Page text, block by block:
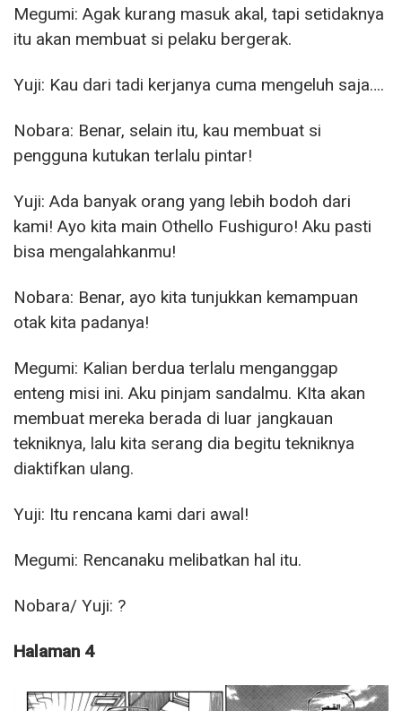
Megumi: Agak kurang masuk akal, tapi setidaknya
itu akan membuat si pelaku bergerak.
Yuji: Kau dari tadi kerjanya cuma mengeluh saja….
Nobara: Benar, selain itu, kau membuat si
pengguna kutukan terlalu pintar!
Yuji: Ada banyak orang yang lebih bodoh dari
kami! Ayo kita main Othello Fushiguro! Aku pasti
bisa mengalahkanmu!
Nobara: Benar, ayo kita tunjukkan kemampuan
otak kita padanya!
Megumi: Kalian berdua terlalu menganggap
enteng misi ini. Aku pinjam sandalmu. KIta akan
membuat mereka berada di luar jangkauan
tekniknya, lalu kita serang dia begitu tekniknya
diaktifkan ulang.
Yuji: Itu rencana kami dari awal!
Megumi: Rencanaku melibatkan hal itu.
Nobara/ Yuji: ?
Halaman 4